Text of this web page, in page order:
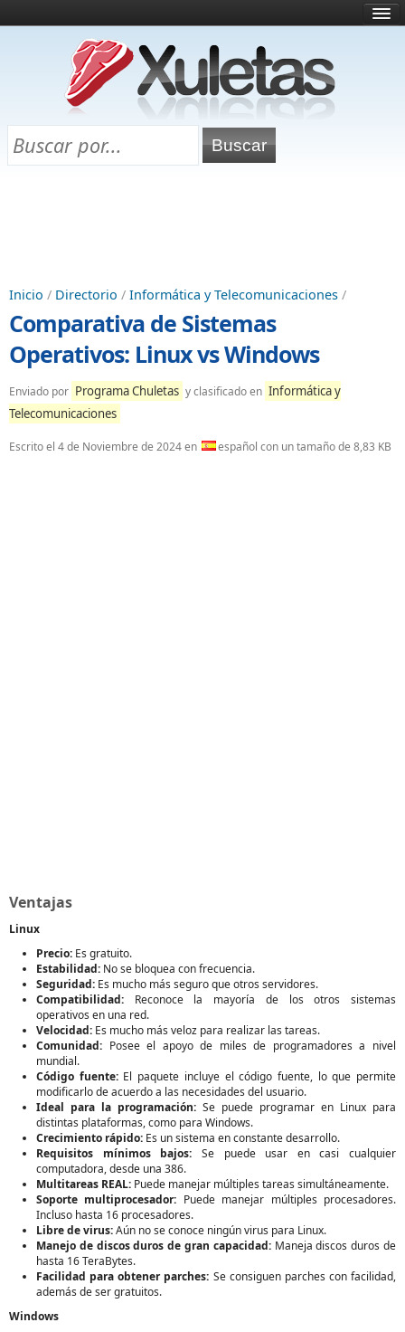
¿Qué es esto?
Directorio
Chuletas para exámenes
Inicio / Directorio / Informática y Telecomunicaciones /
Comparativa de Sistemas
Operativos: Linux vs Windows
Enviado por Programa Chuletas y clasificado en Informática y
Telecomunicaciones
Escrito el 4 de Noviembre de 2024en español con un tamaño de 8,83 KB
Ventajas
Linux
Precio: Es gratuito.
Estabilidad: No se bloquea con frecuencia.
Seguridad: Es mucho más seguro que otros servidores.
Compatibilidad: Reconoce la mayoría de los otros sistemas
operativos en una red.
Velocidad: Es mucho más veloz para realizar las tareas.
Comunidad: Posee el apoyo de miles de programadores a nivel
mundial.
Código fuente:El paquete incluye el código fuente, lo que permite
modificarlo de acuerdo a las necesidades del usuario.
Ideal para la programación: Se puede programar en Linux para
distintas plataformas, como para Windows.
Crecimiento rápido: Es un sistema en constante desarrollo.
Requisitos mínimos bajos: Se puede usar en casi cualquier
computadora, desde una 386.
Multitareas REAL: Puede manejar múltiples tareas simultáneamente.
Soporte multiprocesador: Puede manejar múltiples procesadores.
Incluso hasta 16 procesadores.
Libre de virus:Aún no se conoce ningún virus para Linux.
Manejo de discos duros de gran capacidad:Maneja discos duros de
hasta 16 TeraBytes.
Facilidad para obtener parches: Se consiguen parches con facilidad,
además de ser gratuitos.
Windows